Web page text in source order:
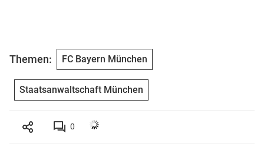
Themen: FC Bayern München
Staatsanwaltschaft München
0